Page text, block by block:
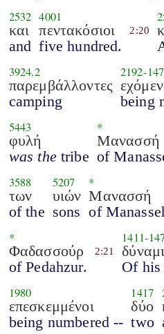
2532
και
and
4001
πεντακόσιοι
five hundred.
2:20
3924.2
παρεμβάλλοντες
camping
2192-
being
5443
φυλή
was thetribe
*
Μανασσή
of
3588
των
of the
5207
υιών
sons
*
Μανασσή
of
*
Φαδασσούρ
of Pedahzur.
2:21
1411-
Of his
1980
επεσκεμμένοι
being numbered --
1417
δύο
two